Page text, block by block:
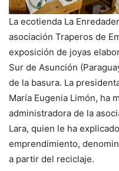
La ecotienda La
asociación Traperos de
exposición de joyas
Sur de Asunción
de la basura. La
María Eugenia Limón, ha
administradora de la
Lara, quien le ha
emprendimiento,
a partir del reciclaje.